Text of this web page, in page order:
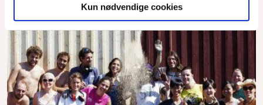
Kun nødvendige cookies
Les også